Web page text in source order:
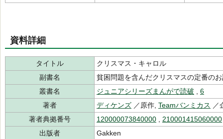
資料詳細
タイトル
クリスマス・キャロル
副書名
貧困問題を含んだクリスマスの定番の
叢書名
ジュニアシリーズまんがで読破
6
著者
ディケンズ ／原作, Teamバンミカス ／
著者典拠番号
120000073840000
210001415060000
出版者
Gakken